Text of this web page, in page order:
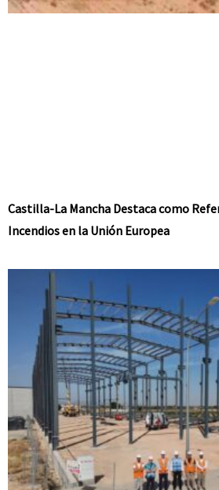
Castilla-La Mancha Destaca como
Incendios en la Unión Europea